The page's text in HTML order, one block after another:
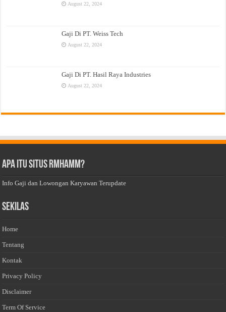
August 22, 2024
Gaji Di PT. Weiss Tech
August 22, 2024
Gaji Di PT. Hasil Raya Industries
August 22, 2024
Apa Itu Situs Rmhamm?
Info Gaji dan Lowongan Karyawan Terupdate
Sekilas
Home
Tentang
Kontak
Privacy Policy
Disclaimer
Term Of Service